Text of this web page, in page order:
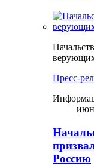
Пресс-
Россию